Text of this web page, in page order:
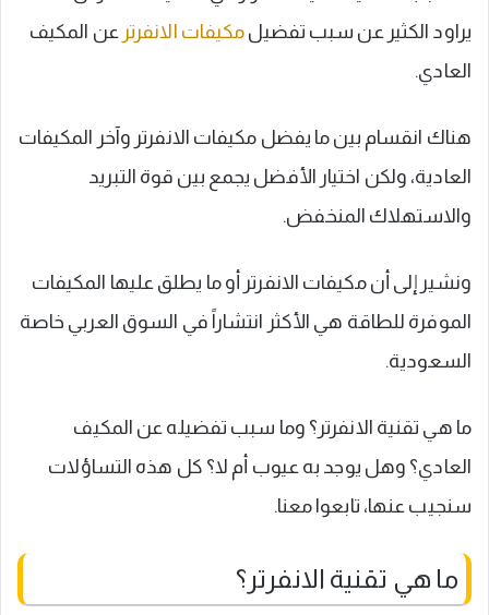
يراود الكثير عن سبب تفضيل مكيفات الانفرتر عن المكيف
العادي.
هناك انقسام بين ما يفضل مكيفات الانفرتر وآخر المكيفات
العادية، ولكن اختيار الأفضل يجمع بين قوة التبريد
والاستهلاك المنخفض.
ونشير إلى أن مكيفات الانفرتر أو ما يطلق عليها المكيفات
الموفرة للطاقة هي الأكثر انتشاراً في السوق العربي خاصة
السعودية.
ما هي تقنية الانفرتر؟ وما سبب تفضيله عن المكيف
العادي؟ وهل يوجد به عيوب أم لا؟ كل هذه التساؤلات
سنجيب عنها، تابعوا معنا.
ما هي تقنية الانفرتر؟